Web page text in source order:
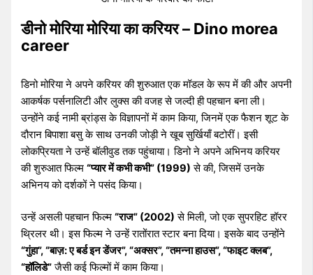
डीनो मोरिया मोरिया का करियर – Dino morea
career
डिनो मोरिया ने अपने करियर की शुरुआत एक मॉडल के रूप में की और अपनी
आकर्षक पर्सनालिटी और लुक्स की वजह से जल्दी ही पहचान बना ली।
उन्होंने कई नामी ब्रांड्स के विज्ञापनों में काम किया, जिनमें एक फैशन शूट के
दौरान बिपाशा बसु के साथ उनकी जोड़ी ने खूब सुर्खियाँ बटोरीं। इसी
लोकप्रियता ने उन्हें बॉलीवुड तक पहुंचाया। डिनो ने अपने अभिनय करियर
की शुरुआत फिल्म“प्यार में कभी कभी” (1999) से की, जिसमें उनके
अभिनय को दर्शकों ने पसंद किया।
उन्हें असली पहचान फिल्म“राज” (2002) से मिली, जो एक सुपरहिट हॉरर
थ्रिलर थी। इस फिल्म ने उन्हें रातोंरात स्टार बना दिया। इसके बाद उन्होंने
“गुंहा”, “बाज़: ए बर्ड इन डेंजर”, “अक्सर”, “तमन्ना हाउस”, “फाइट क्लब”,
“हॉलिडे”जैसी कई फिल्मों में काम किया।